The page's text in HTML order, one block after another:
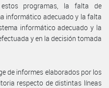
estos programas, la falta de
informático adecuado y la falta
informático adecuado y la
y en la decisión tomada
de informes elaborados por los
respecto de distintas líneas